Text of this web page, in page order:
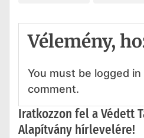
Vélemény,
You must be logged
comment.
Iratkozzon fel a Védett
Alapítvány hírlevelére!